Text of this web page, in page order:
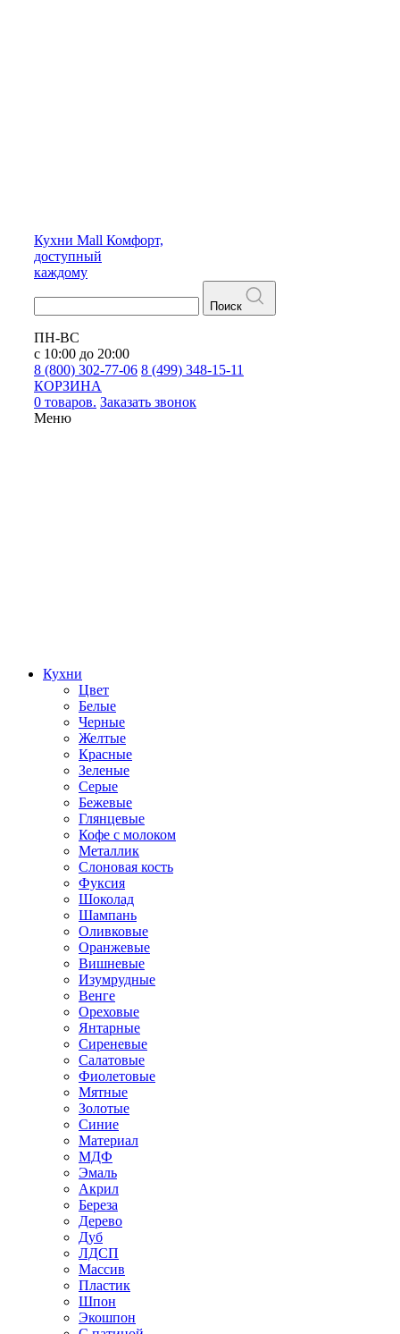
Кухни Mall Комфорт,
доступный
каждому
Поиск
ПН-ВС
с 10:00 до 20:00
8 (800) 302-77-06 8 (499) 348-15-11
КОРЗИНА
0 товаров. Заказать звонок
Меню
Кухни
Цвет
Белые
Черные
Желтые
Красные
Зеленые
Серые
Бежевые
Глянцевые
Кофе с молоком
Металлик
Слоновая кость
Фуксия
Шоколад
Шампань
Оливковые
Оранжевые
Вишневые
Изумрудные
Венге
Ореховые
Янтарные
Сиреневые
Салатовые
Фиолетовые
Мятные
Золотые
Синие
Материал
МДФ
Эмаль
Акрил
Береза
Дерево
Дуб
ЛДСП
Массив
Пластик
Шпон
Экошпон